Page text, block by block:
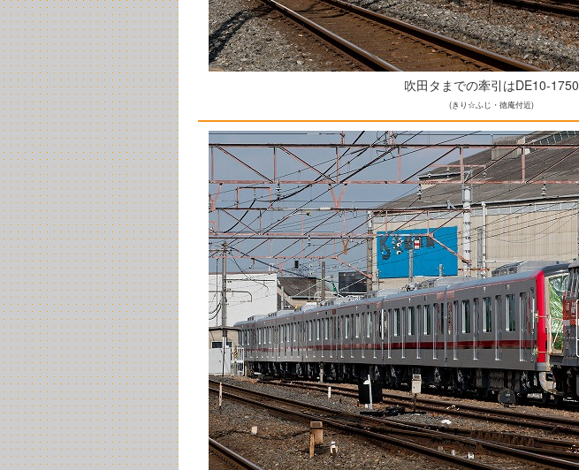
吹田タまでの牽引はDE10-1750
(きり☆ふじ・徳庵付近)